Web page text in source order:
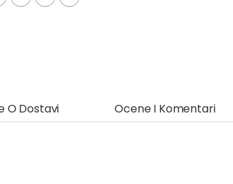
O Dostavi Ocene I Komentari